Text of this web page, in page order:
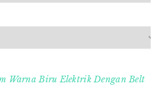
Warna Biru Elektrik Dengan Belt